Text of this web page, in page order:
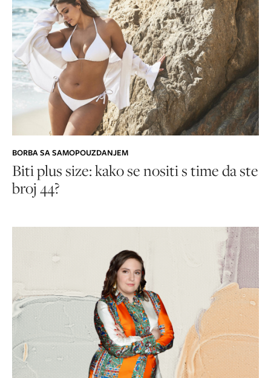
BORBA SA SAMOPOUZDANJEM
Biti plus size: kako se nositi s time da ste
broj 44?